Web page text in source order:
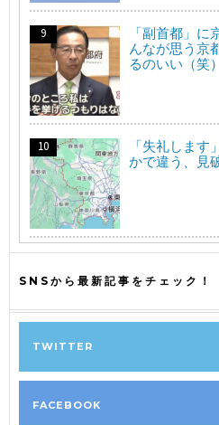
「副首都」
んなが思う京
るのいい（笑）
「失礼しま
かで違う、見
SNSから最新記事をチェック！
TWITTER
FACEBOOK